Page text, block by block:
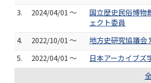
3.
2024/04/01 ～
国立歴史民俗博物
ェクト委員
4.
2022/10/01 ～
地方史研究協議会
5.
2022/04/01 ～
日本アーカイブズ